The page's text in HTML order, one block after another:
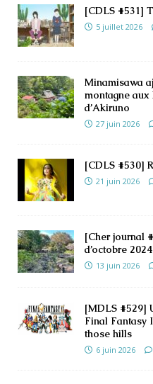
[CDLS #531]
5 juillet 2026
Minamisawa
montagne aux
d’Akiruno
27 juin 2026
[CDLS #530]
21 juin 2026
[Cher journal
d’octobre 2024
13 juin 2026
[MDLS #529]
Final Fantasy
those hills
6 juin 2026